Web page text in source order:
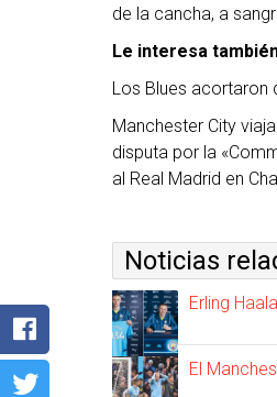
de la cancha, a
Le interesa
Los Blues acortaron
Manchester City
disputa por la
al Real Madrid en
Noticias
Erling
El